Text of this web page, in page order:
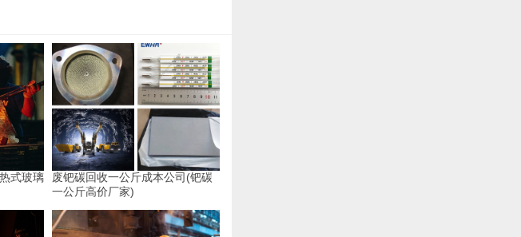
式玻璃
废钯碳回收一公斤成本公司(钯碳
一公斤高价厂家)